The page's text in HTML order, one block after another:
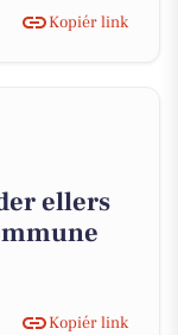
Kopiér link
ellers
Kopiér link